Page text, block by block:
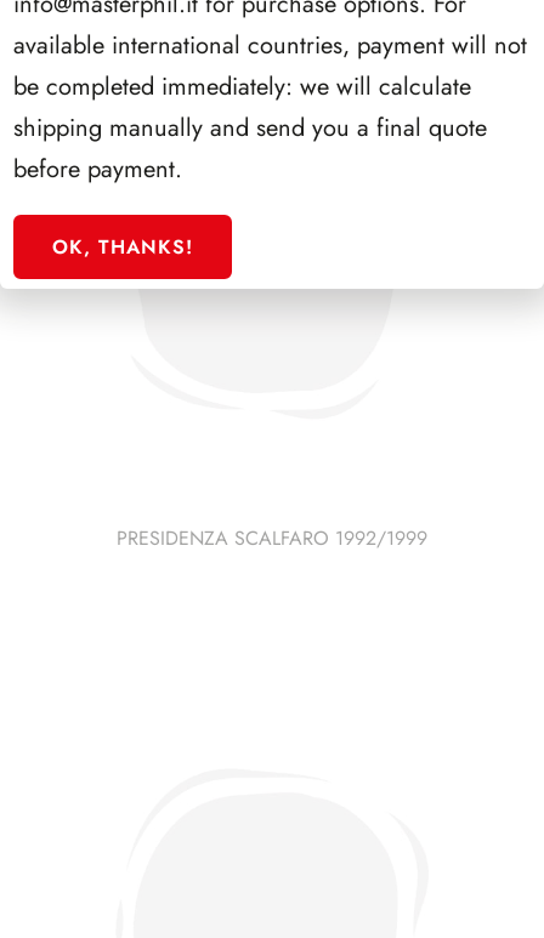
PRESIDENZA SCALFARO 1992/1999
available international countries, payment will not
be completed immediately: we will calculate
shipping manually and send you a final quote
before payment.
OK, THANKS!